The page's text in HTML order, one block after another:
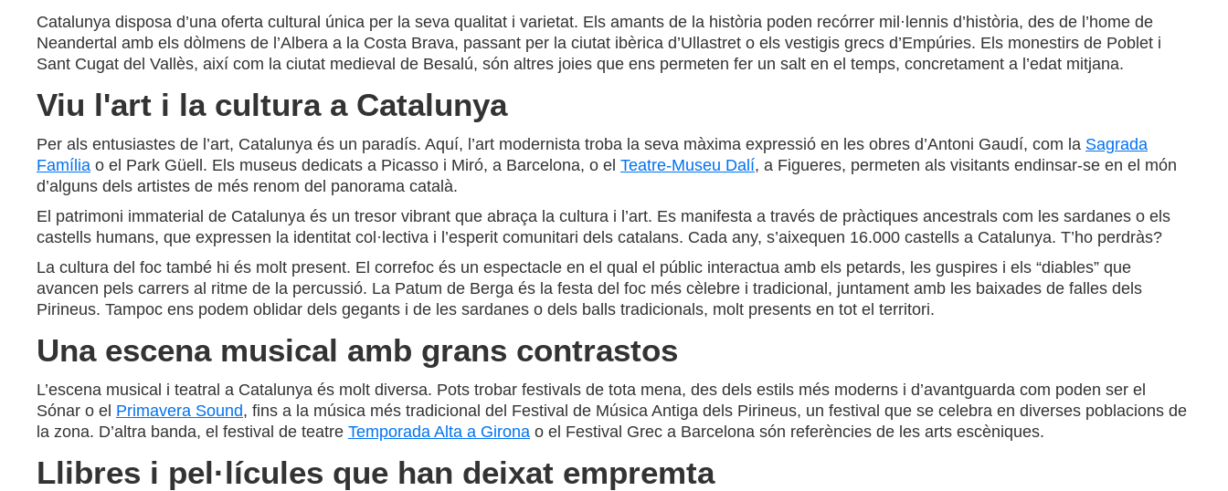
Catalunya disposa d’una oferta cultural única per la seva qualitat i varietat. Els amants de la història poden recórrer mil·lennis d’història, des de l’home de
Neandertal amb els dòlmens de l’Albera a la Costa Brava, passant per la ciutat ibèrica d’Ullastret o els vestigis grecs d’Empúries. Els monestirs de Poblet i
Sant Cugat del Vallès, així com la ciutat medieval de Besalú, són altres joies que ens permeten fer un salt en el temps, concretament a l’edat mitjana.
Viu l'art i la cultura a Catalunya
Per als entusiastes de l’art, Catalunya és un paradís. Aquí, l’art modernista troba la seva màxima expressió en les obres d’Antoni Gaudí, com la Sagrada
Família o el Park Güell. Els museus dedicats a Picasso i Miró, a Barcelona, o el Teatre-Museu Dalí, a Figueres, permeten als visitants endinsar-se en el món
d’alguns dels artistes de més renom del panorama català.
El patrimoni immaterial de Catalunya és un tresor vibrant que abraça la cultura i l’art. Es manifesta a través de pràctiques ancestrals com les sardanes o els
castells humans, que expressen la identitat col·lectiva i l’esperit comunitari dels catalans. Cada any, s’aixequen 16.000 castells a Catalunya. T’ho perdràs?
La cultura del foc també hi és molt present. El correfoc és un espectacle en el qual el públic interactua amb els petards, les guspires i els “diables” que
avancen pels carrers al ritme de la percussió. La Patum de Berga és la festa del foc més cèlebre i tradicional, juntament amb les baixades de falles dels
Pirineus. Tampoc ens podem oblidar dels gegants i de les sardanes o dels balls tradicionals, molt presents en tot el territori.
Una escena musical amb grans contrastos
L’escena musical i teatral a Catalunya és molt diversa. Pots trobar festivals de tota mena, des dels estils més moderns i d’avantguarda com poden ser el
Sónar o el Primavera Sound, fins a la música més tradicional del Festival de Música Antiga dels Pirineus, un festival que se celebra en diverses poblacions de
la zona. D’altra banda, el festival de teatre Temporada Alta a Girona o el Festival Grec a Barcelona són referències de les arts escèniques.
Llibres i pel·lícules que han deixat empremta